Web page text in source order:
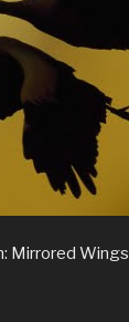
Mirrored Wings